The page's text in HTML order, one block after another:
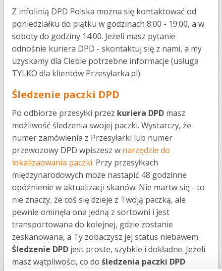
Z infolinią DPD Polska można się kontaktować od
poniedziałku do piątku w godzinach 8:00 - 19:00, a w
soboty do godziny 14:00. Jeżeli masz pytanie
odnośnie kuriera DPD - skontaktuj się z nami, a my
uzyskamy dla Ciebie potrzebne informacje (usługa
TYLKO dla klientów Przesyłarka.pl).
Śledzenie paczki DPD
Po odbiorze przesyłki przez kuriera DPD masz
możliwość śledzenia swojej paczki. Wystarczy, że
numer zamówienia z Przesyłarki lub numer
przewozowy DPD wpiszesz w narzędzie do
lokalizaowania paczki. Przy przesyłkach
międzynarodowych może nastapić 48 godzinne
opóźnienie w aktualizacji skanów. Nie martw się - to
nie znaczy, że coś się dzieje z Twoją paczką, ale
pewnie ominęła ona jedną z sortowni i jest
transportowana do kolejnej, gdzie zostanie
zeskanowana, a Ty zobaczysz jej status niebawem.
Śledzenie DPD jest proste, szybkie i dokładne. Jeżeli
masz wątpliwości, co do śledzenia paczki DPD